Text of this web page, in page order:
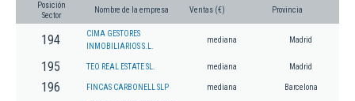
Posición
Sector
Nombre de la empresa Ventas (€) Provincia
194
CIMA GESTORES
INMOBILIARIOS S.L.
mediana Madrid
195 TEO REAL ESTATE SL. mediana Madrid
196 FINCAS CARBONELL SLP mediana Barcelona